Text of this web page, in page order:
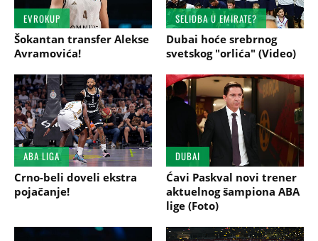
EVROKUP
Šokantan transfer Alekse
Avramovića!
SELIDBA U EMIRATE?
Dubai hoće srebrnog
svetskog "orlića" (Video)
ABA LIGA
Crno-beli doveli ekstra
pojačanje!
DUBAI
Ćavi Paskval novi trener
aktuelnog šampiona ABA
lige (Foto)